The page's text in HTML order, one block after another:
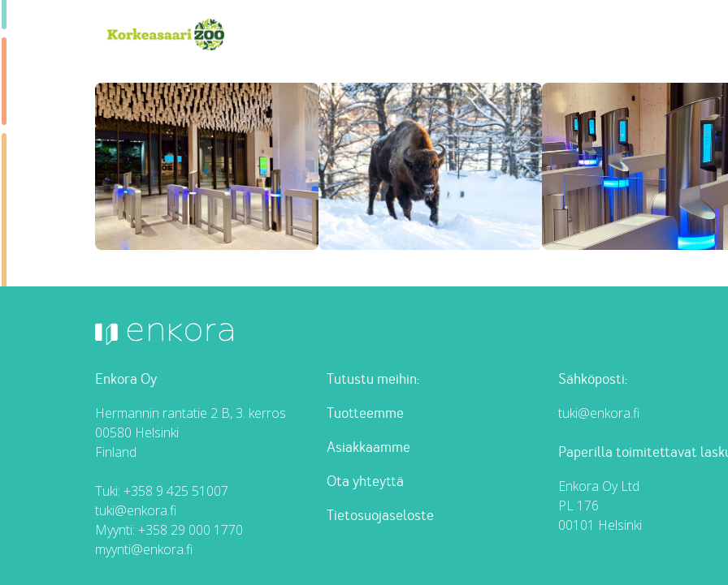
Enkora Oy
Hermannin rantatie 2 B, 3. kerros
00580 Helsinki
Finland
Tuki: +358 9 425 51007
tuki@enkora.fi
Myynti: +358 29 000 1770
myynti@enkora.fi
Tutustu meihin:
Tuotteemme
Asiakkaamme
Ota yhteyttä
Tietosuojaseloste
Sähköposti:
tuki@enkora.fi
Paperilla toimitettavat
Enkora Oy Ltd
PL 176
00101 Helsinki